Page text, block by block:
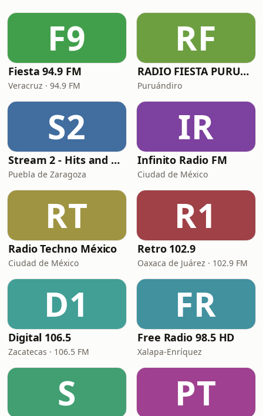
F9
Fiesta 94.9 FM
Veracruz · 94.9 FM
RF
RADIO FIESTA PURUANDIRO
Puruándiro
S2
Stream 2 - Hits and Mix
Puebla de Zaragoza
IR
Infinito Radio FM
Ciudad de México
RT
Radio Techno México
Ciudad de México
R1
Retro 102.9
Oaxaca de Juárez · 102.9 FM
D1
Digital 106.5
Zacatecas · 106.5 FM
FR
Free Radio 98.5 HD
Xalapa-Enríquez
S PT